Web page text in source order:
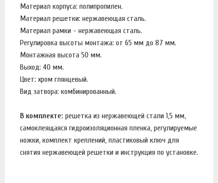
Материал корпуса: полипропилен.
Материал решетки: нержавеющая сталь.
Материал рамки - нержавеющая сталь.
Регулировка высоты монтажа: от 65 мм до 87 мм.
Монтажная высота 50 мм.
Выход: 40 мм.
Цвет: хром глянцевый.
Вид затвора: комбинированный.
В комплекте: решетка из нержавеющей стали 1,5 мм,
самоклеящаяся гидроизоляционная пленка, регулируемые
ножки, комплект креплений, пластиковый ключ для
снятия нержавеющей решетки и инструкция по установке.